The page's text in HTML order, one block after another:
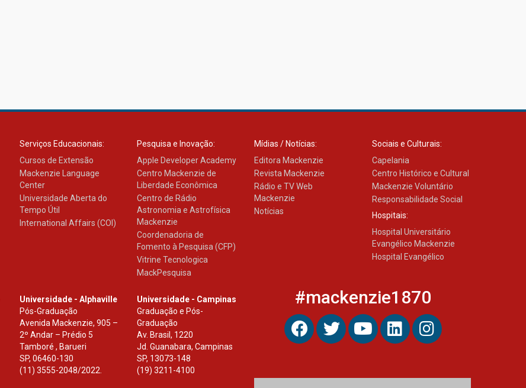
Serviços Educacionais:
Cursos de Extensão
Mackenzie Language
Center
Universidade Aberta do
Tempo Útil
International Affairs (COI)
Pesquisa e Inovação:
Apple Developer Academy
Centro Mackenzie de
Liberdade Econômica
Centro de Rádio
Astronomia e Astrofísica
Mackenzie
Coordenadoria de
Fomento à Pesquisa (CFP)
Vitrine Tecnologica
MackPesquisa
Mídias / Notícias:
Editora Mackenzie
Revista Mackenzie
Rádio e TV Web
Mackenzie
Notícias
Sociais e Culturais:
Capelania
Centro Histórico e Cultural
Mackenzie Voluntário
Responsabilidade Social
Hospitais:
Hospital Universitário
Evangélico Mackenzie
Hospital Evangélico
Universidade - Alphaville
Pós-Graduação
Avenida Mackenzie, 905 –
2º Andar – Prédio 5
Tamboré , Barueri
SP, 06460-130
(11) 3555-2048/2022.
Universidade - Campinas
Graduação e Pós-
Graduação
Av. Brasil, 1220
Jd. Guanabara, Campinas
SP, 13073-148
(19) 3211-4100
#mackenzie1870